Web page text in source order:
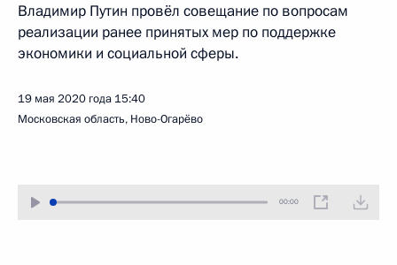
Владимир Путин провёл совещание по вопросам
реализации ранее принятых мер по поддержке
экономики и социальной сферы.
19 мая 2020 года 15:40
Московская область, Ново-Огарёво
00:00